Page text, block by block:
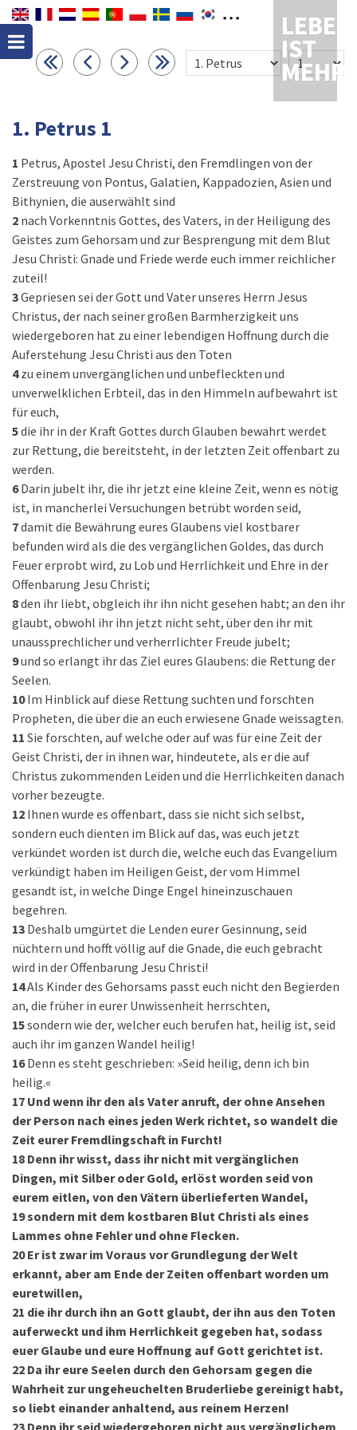
LEBEN
IST
MEHR
1. Petrus 1
1 Petrus, Apostel Jesu Christi, den Fremdlingen von der
Zerstreuung von Pontus, Galatien, Kappadozien, Asien und
Bithynien, die auserwählt sind
2 nach Vorkenntnis Gottes, des Vaters, in der Heiligung des
Geistes zum Gehorsam und zur Besprengung mit dem Blut
Jesu Christi: Gnade und Friede werde euch immer reichlicher
zuteil!
3Gepriesen sei der Gott und Vater unseres Herrn Jesus
Christus, der nach seiner großen Barmherzigkeit uns
wiedergeboren hat zu einer lebendigen Hoffnung durch die
Auferstehung Jesu Christi aus den Toten
4 zu einem unvergänglichen und unbefleckten und
unverwelklichen Erbteil, das in den Himmeln aufbewahrt ist
für euch,
5die ihr in der Kraft Gottes durch Glauben bewahrt werdet
zur Rettung, die bereitsteht, in der letzten Zeit offenbart zu
werden.
6 Darin jubelt ihr, die ihr jetzt eine kleine Zeit, wenn es nötig
ist, in mancherlei Versuchungen betrübt worden seid,
7damit die Bewährung eures Glaubens viel kostbarer
befunden wird als die des vergänglichen Goldes, das durch
Feuer erprobt wird, zu Lob und Herrlichkeit und Ehre in der
Offenbarung Jesu Christi;
8den ihr liebt, obgleich ihr ihn nicht gesehen habt; an den ihr
glaubt, obwohl ihr ihn jetzt nicht seht, über den ihr mit
unaussprechlicher und verherrlichter Freude jubelt;
9und so erlangt ihr das Ziel eures Glaubens: die Rettung der
Seelen.
10 Im Hinblick auf diese Rettung suchten und forschten
Propheten, die über die an euch erwiesene Gnade weissagten.
11 Sie forschten, auf welche oder auf was für eine Zeit der
Geist Christi, der in ihnen war, hindeutete, als er die auf
Christus zukommenden Leiden und die Herrlichkeiten danach
vorher bezeugte.
12 Ihnen wurde es offenbart, dass sie nicht sich selbst,
sondern euch dienten im Blick auf das, was euch jetzt
verkündet worden ist durch die, welche euch das Evangelium
verkündigt haben im Heiligen Geist, der vom Himmel
gesandt ist, in welche Dinge Engel hineinzuschauen
begehren.
13 Deshalb umgürtet die Lenden eurer Gesinnung, seid
nüchtern und hofft völlig auf die Gnade, die euch gebracht
wird in der Offenbarung Jesu Christi!
14Als Kinder des Gehorsams passt euch nicht den Begierden
an, die früher in eurer Unwissenheit herrschten,
15sondern wie der, welcher euch berufen hat, heilig ist, seid
auch ihr im ganzen Wandel heilig!
16 Denn es steht geschrieben: »Seid heilig, denn ich bin
heilig.«
17 Und wenn ihr den als Vater anruft, der ohne Ansehen
der Person nach eines jeden Werk richtet, so wandelt die
Zeit eurer Fremdlingschaft in Furcht!
18 Denn ihr wisst, dass ihr nicht mit vergänglichen
Dingen, mit Silber oder Gold, erlöst worden seid von
eurem eitlen, von den Vätern überlieferten Wandel,
19sondern mit dem kostbaren Blut Christi als eines
Lammes ohne Fehler und ohne Flecken.
20 Er ist zwar im Voraus vor Grundlegung der Welt
erkannt, aber am Ende der Zeiten offenbart worden um
euretwillen,
21 die ihr durch ihn an Gott glaubt, der ihn aus den Toten
auferweckt und ihm Herrlichkeit gegeben hat, sodass
euer Glaube und eure Hoffnung auf Gott gerichtet ist.
22 Da ihr eure Seelen durch den Gehorsam gegen die
Wahrheit zur ungeheuchelten Bruderliebe gereinigt habt,
so liebt einander anhaltend, aus reinem Herzen!
23 Denn ihr seid wiedergeboren nicht aus vergänglichem